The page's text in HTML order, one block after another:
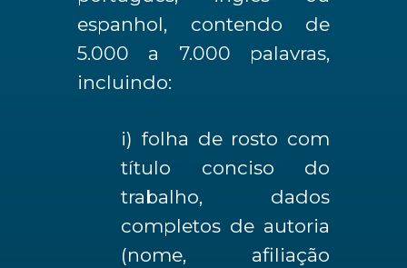
espanhol, contendo de
5.000 a 7.000 palavras,
incluindo:
i) folha de rosto com
título conciso do
trabalho, dados
completos de autoria
(nome, afiliação